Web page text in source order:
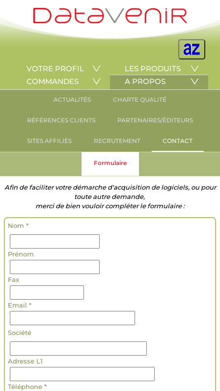
VOTRE PROFIL
LES PRODUITS
COMMANDES
A PROPOS
ACTUALITÉS CHARTE QUALITÉ
RÉFÉRENCES CLIENTS PARTENAIRES/ÉDITEURS
SITES AFFILIÉS RECRUTEMENT CONTACT
Formulaire
Afin de faciliter votre démarche d'acquisition de logiciels, ou pour
toute autre demande,
merci de bien vouloir compléter le formulaire :
Nom *
Prénom
Fax
Email *
Société
Adresse L1
Téléphone *